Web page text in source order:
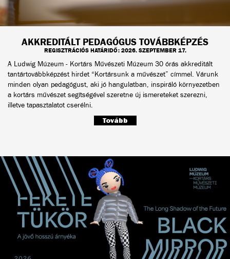
AKKREDITÁLT PEDAGÓGUS TOVÁBBKÉPZÉS
REGISZTRÁCIÓS HATÁRIDŐ: 2026. SZEPTEMBER 17.
A Ludwig Múzeum - Kortárs Művészeti Múzeum 30 órás akkreditált
tantártovábbképzést hirdet “Kortársunk a művészet” címmel. Várunk
minden olyan pedagógust, aki jó hangulatban, inspiráló környezetben
a kortárs művészet segítségével szeretne új ismereteket szerezni,
illetve tapasztalatot cserélni.
Tovább